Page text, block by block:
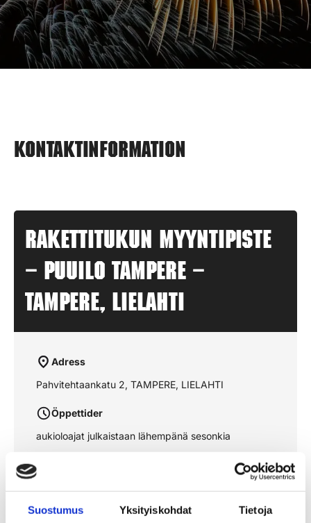
Suostumus Yksityiskohdat Tietoja
Kontaktinformation
Rakettitukun myyntipiste
– PUUILO TAMPERE –
TAMPERE, LIELAHTI
Adress
Pahvitehtaankatu 2, TAMPERE, LIELAHTI
Öppettider
aukioloajat julkaistaan lähempänä sesonkia
Se rutten på kartan